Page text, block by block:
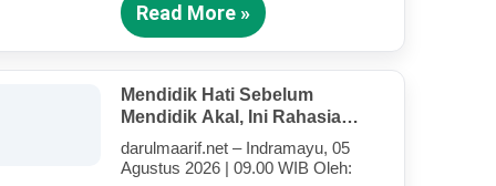
Read More »
Mendidik Hati Sebelum
Mendidik Akal, Ini Rahasia
Tarbiyah Rosululloh SAW Bagi
Anak-Anak Yang Terluka
darulmaarif.net – Indramayu, 05
Agustus 2026 | 09.00 WIB Oleh: